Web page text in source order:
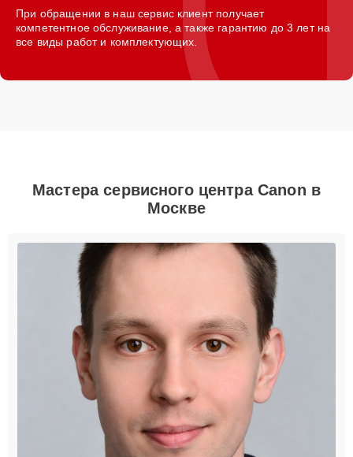
При обращении в наш сервис клиент получает
компетентное обслуживание, а также гарантию до 3 лет на
все виды работ и комплектующих.
Мастера сервисного центра Canon в
Москве